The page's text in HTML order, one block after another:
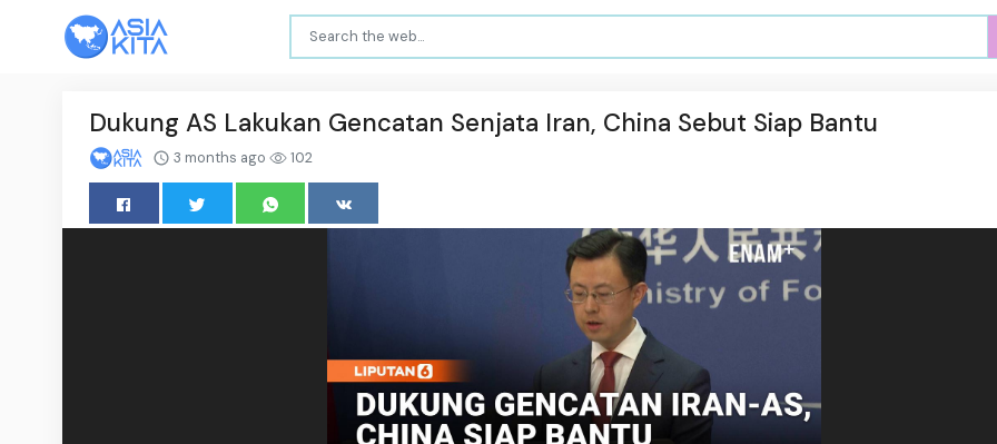
Dukung AS Lakukan Gencatan Senjata Iran, China Sebut Siap Bantu
3 months ago 102